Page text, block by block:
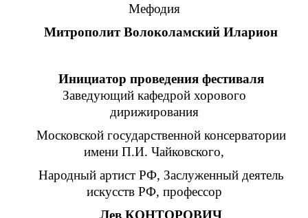
Мефодия
Митрополит Волоколамский Иларион
Инициатор проведения фестиваля
Заведующий кафедрой хорового
дирижирования
Московской государственной консерватории
имени П.И. Чайковского,
Народный артист РФ, Заслуженный деятель
искусств РФ, профессор
Лев КОНТОРОВИЧ